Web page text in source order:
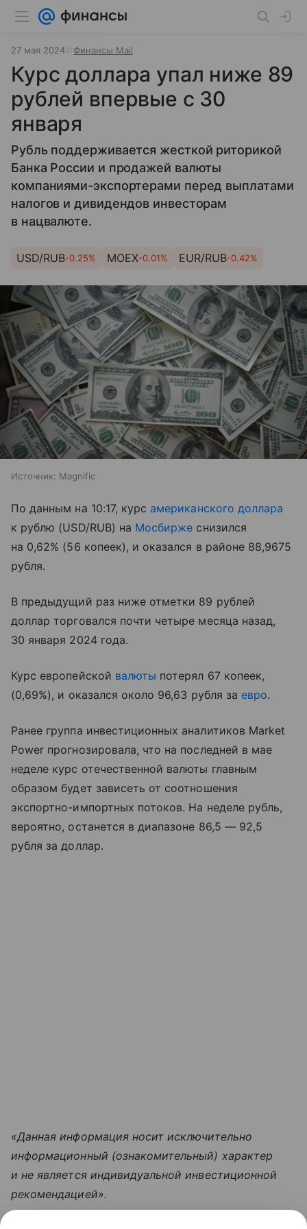
27 мая 2024 Финансы Mail
Курс доллара упал ниже 89
рублей впервые с 30
января
Рубль поддерживается жесткой риторикой
Банка России и продажей валюты
компаниями-экспортерами перед выплатами
налогов и дивидендов инвесторам
в нацвалюте.
USD/RUB-0.25% MOEX-0.01% EUR/RUB-0.42%
Источник: Magnific
По данным на 10:17, курс американского доллара
к рублю (USD/RUB) на Мосбирже снизился
на 0,62% (56 копеек), и оказался в районе 88,9675
рубля.
В предыдущий раз ниже отметки 89 рублей
доллар торговался почти четыре месяца назад,
30 января 2024 года.
Курс европейской валюты потерял 67 копеек,
(0,69%), и оказался около 96,63 рубля за евро.
Ранее группа инвестиционных аналитиков Market
Power прогнозировала, что на последней в мае
неделе курс отечественной валюты главным
образом будет зависеть от соотношения
экспортно-импортных потоков. На неделе рубль,
вероятно, останется в диапазоне 86,5 — 92,5
рубля за доллар.
«Данная информация носит исключительно
информационный (ознакомительный) характер
и не является индивидуальной инвестиционной
рекомендацией».